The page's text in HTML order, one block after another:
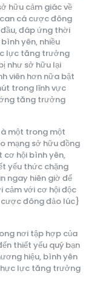
hữu cảm giác về
cá cược đông
đáp ứng thời
yên, nhiều
lực tăng trưởng
như sở hữu lại
viên hơn nữa bật
trong lĩnh vực
tăng trưởng
một trong một
mạng sở hữu đồng
hội bình yên,
yếu thức chặng
ngay hiên giờ để
cảm với cơ hội độc
cược đông đảo lúc}
nơi tập hợp của
thiết yếu quý bạn
hiệu, bình yên
lực tăng trưởng